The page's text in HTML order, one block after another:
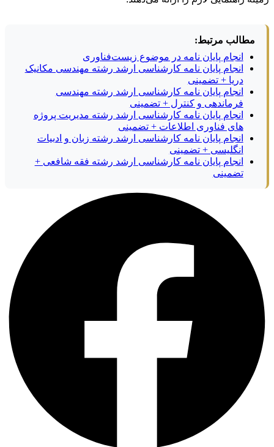
مطالب مرتبط:
انجام پایان نامه در موضوع زیست‌فناوری
انجام پایان نامه کارشناسی ارشد رشته مهندسی مکانیک
دریا + تضمینی
انجام پایان نامه کارشناسی ارشد رشته مهندسی
فرماندهی و کنترل + تضمینی
انجام پایان نامه کارشناسی ارشد رشته مدیریت پروژه
های فناوری اطلاعات + تضمینی
انجام پایان نامه کارشناسی ارشد رشته زبان و ادبیات
انگلیسی + تضمینی
انجام پایان نامه کارشناسی ارشد رشته فقه شافعی +
تضمینی